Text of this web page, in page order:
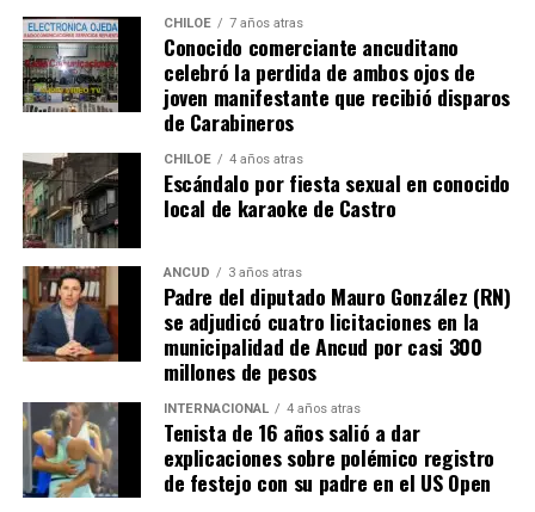
CHILOE 7 años atras
Conocido comerciante ancuditano
celebró la perdida de ambos ojos de
joven manifestante que recibió disparos
de Carabineros
CHILOE 4 años atras
Escándalo por fiesta sexual en conocido
local de karaoke de Castro
ANCUD 3 años atras
Padre del diputado Mauro González (RN)
se adjudicó cuatro licitaciones en la
municipalidad de Ancud por casi 300
millones de pesos
INTERNACIONAL 4 años atras
Tenista de 16 años salió a dar
explicaciones sobre polémico registro
de festejo con su padre en el US Open